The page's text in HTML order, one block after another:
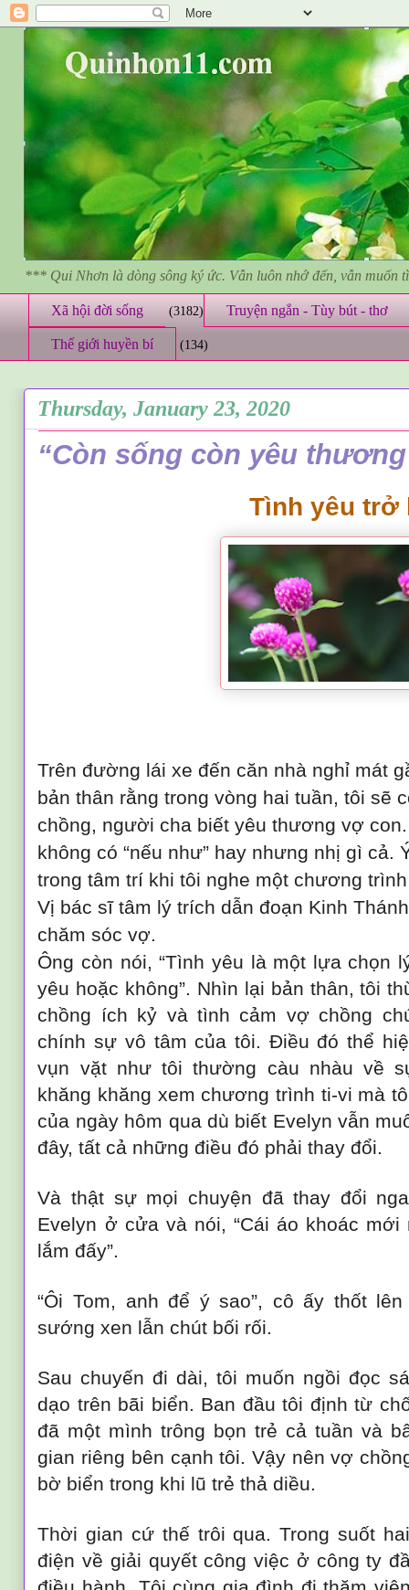
*** Qui Nhơn là dòng sông ký ức. Vẫn luôn nhớ đến, vẫn muốn
Xã hội đời sống (3182) Truyện ngắn - Tùy bút - thơ
Thế giới huyền bí (134)
Thursday, January 23, 2020
“Còn sống còn yêu
Tình yêu
Trên đường lái xe đến căn nhà nghỉ mát
bản thân rằng trong vòng hai tuần, tôi sẽ
chồng, người cha biết yêu thương vợ
không có “nếu như” hay nhưng nhị gì cả.
trong tâm trí khi tôi nghe một chương
Vị bác sĩ tâm lý trích dẫn đoạn Kinh
chăm sóc vợ.
Ông còn nói, “Tình yêu là một lựa
yêu hoặc không”. Nhìn lại bản thân, tôi
chồng ích kỷ và tình cảm vợ chồng
chính sự vô tâm của tôi. Điều đó thể
vụn vặt như tôi thường càu nhàu về
khăng khăng xem chương trình ti-vi mà
của ngày hôm qua dù biết Evelyn vẫn
đây, tất cả những điều đó phải thay đổi.
Và thật sự mọi chuyện đã thay đổi
Evelyn ở cửa và nói, “Cái áo khoác
lắm đấy”.
“Ôi Tom, anh để ý sao”, cô ấy thốt
sướng xen lẫn chút bối rối.
Sau chuyến đi dài, tôi muốn ngồi đọc
dạo trên bãi biển. Ban đầu tôi định từ
đã một mình trông bọn trẻ cả tuần và
gian riêng bên cạnh tôi. Vậy nên vợ
bờ biển trong khi lũ trẻ thả diều.
Thời gian cứ thế trôi qua. Trong suốt
điện về giải quyết công việc ở công ty